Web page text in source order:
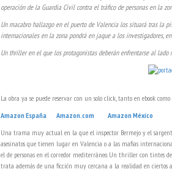
operación de la Guardia Civil contra el tráfico de personas en la
Un macabro hallazgo en el puerto de Valencia los situará tras la
internacionales en la zona pondrá en jaque a los investigadores,
Un thriller en el que los protagonistas deberán enfrentarse al lado
La obra ya se puede reservar con un solo click, tanto en ebook
Amazon España
Amazon.com
Amazon México
Una trama muy actual en la que el inspector Bermejo y el
asesinatos que tienen lugar en Valencia o a las mafias
el de personas en el corredor mediterráneo. Un thriller con tintes
trata además de una ficción muy cercana a la realidad en ciertos